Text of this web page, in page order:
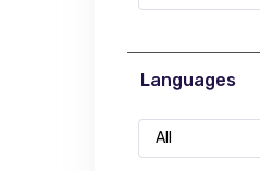
Languages
All